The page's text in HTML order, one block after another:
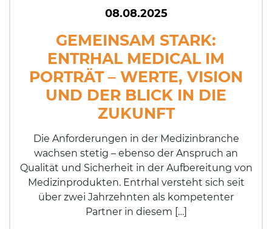
GEMEINSAM STARK:
ENTRHAL MEDICAL IM
PORTRÄT – WERTE, VISION
UND DER BLICK IN DIE
ZUKUNFT
08.08.2025
Die Anforderungen in der Medizinbranche
wachsen stetig – ebenso der Anspruch an
Qualität und Sicherheit in der Aufbereitung von
Medizinprodukten. Entrhal versteht sich seit
über zwei Jahrzehnten als kompetenter
Partner in diesem […]